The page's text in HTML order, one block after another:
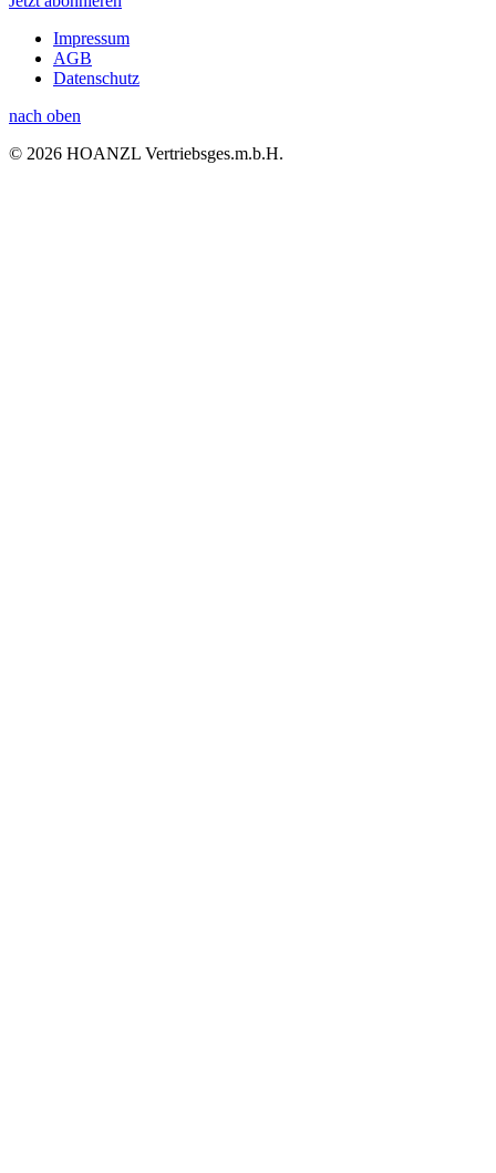
Impressum
AGB
Datenschutz
nach oben
© 2026 HOANZL Vertriebsges.m.b.H.